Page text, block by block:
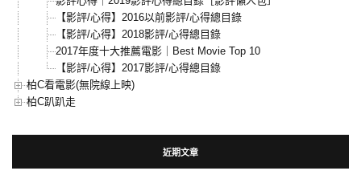
【影評/心得】2016以前影評/心得總目錄
【影評/心得】2018影評/心得總目錄
2017年度十大推薦電影｜Best Movie Top 10
【影評/心得】2017影評/心得總目錄
柏C看電影(無院線上映)
柏C趴趴走
近期文章